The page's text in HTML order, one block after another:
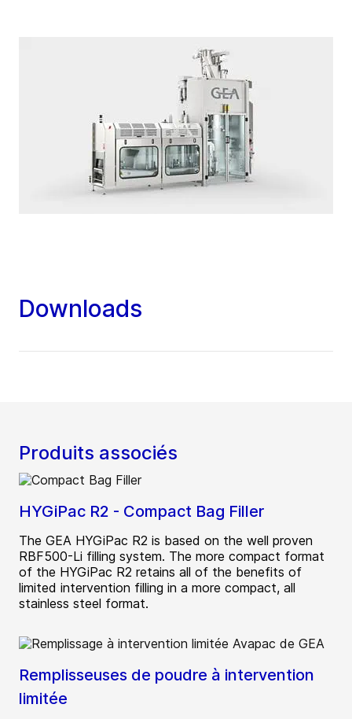
Downloads
Produits associés
HYGiPac R2 - Compact Bag Filler
The GEA HYGiPac R2 is based on the well proven
RBF500-Li filling system. The more compact format
of the HYGiPac R2 retains all of the benefits of
limited intervention filling in a more compact, all
stainless steel format.
Remplisseuses de poudre à intervention
limitée